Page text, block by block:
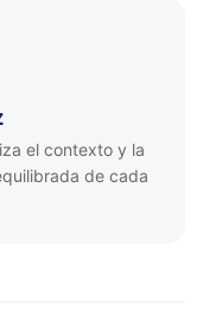
el contexto y la
de cada